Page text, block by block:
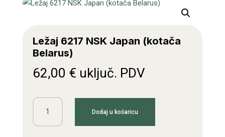
Ležaj 6217 NSK Japan (kotača
Belarus)
62,00 € uključ. PDV
Ležaj
6217
Dodaj u košaricu